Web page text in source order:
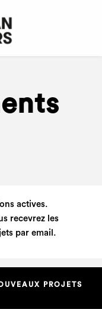
actives.
recevrez les
par email.
PROJETS